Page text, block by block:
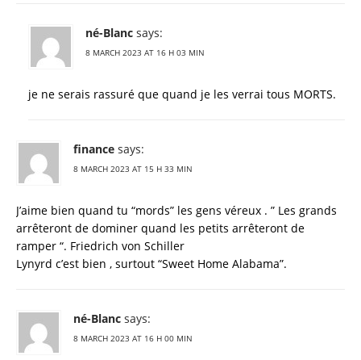
né-Blanc says:
8 MARCH 2023 AT 16 H 03 MIN
je ne serais rassuré que quand je les verrai tous MORTS.
finance says:
8 MARCH 2023 AT 15 H 33 MIN
J’aime bien quand tu “mords” les gens véreux . ” Les grands
arrêteront de dominer quand les petits arrêteront de
ramper “. Friedrich von Schiller
Lynyrd c’est bien , surtout “Sweet Home Alabama”.
né-Blanc says:
8 MARCH 2023 AT 16 H 00 MIN